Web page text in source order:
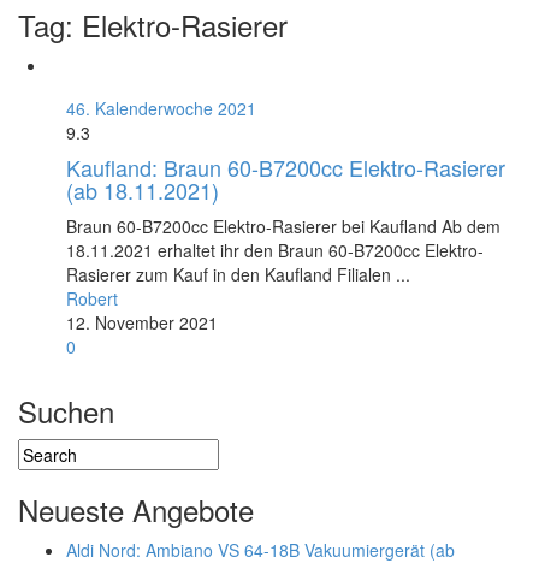
Tag: Elektro-Rasierer
46. Kalenderwoche 2021
9.3
Kaufland: Braun 60-B7200cc Elektro-Rasierer
(ab 18.11.2021)
Braun 60-B7200cc Elektro-Rasierer bei Kaufland Ab dem
18.11.2021 erhaltet ihr den Braun 60-B7200cc Elektro-
Rasierer zum Kauf in den Kaufland Filialen ...
Robert
12. November 2021
0
Suchen
Neueste Angebote
Aldi Nord: Ambiano VS 64-18B Vakuumiergerät (ab